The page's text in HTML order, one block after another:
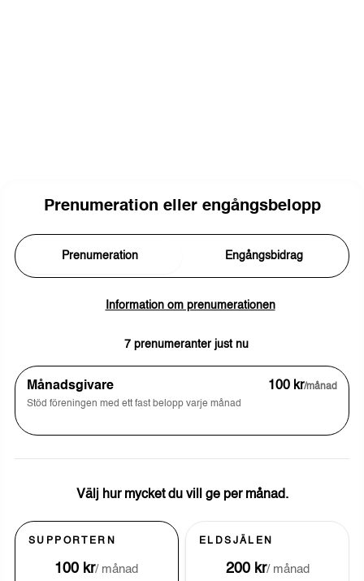
Prenumeration eller engångsbelopp
Prenumeration Engångsbidrag
Information om prenumerationen
7 prenumeranter just nu
Månadsgivare
Stöd föreningen med ett fast belopp varje månad
100 kr/månad
Välj hur mycket du vill ge per månad.
SUPPORTERN
100 kr/ månad
ELDSJÄLEN
200kr/ månad